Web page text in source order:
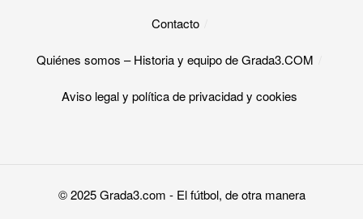
Contacto
Quiénes somos – Historia y equipo de Grada3.COM
Aviso legal y política de privacidad y cookies​
© 2025Grada3.com - El fútbol, de otra manera